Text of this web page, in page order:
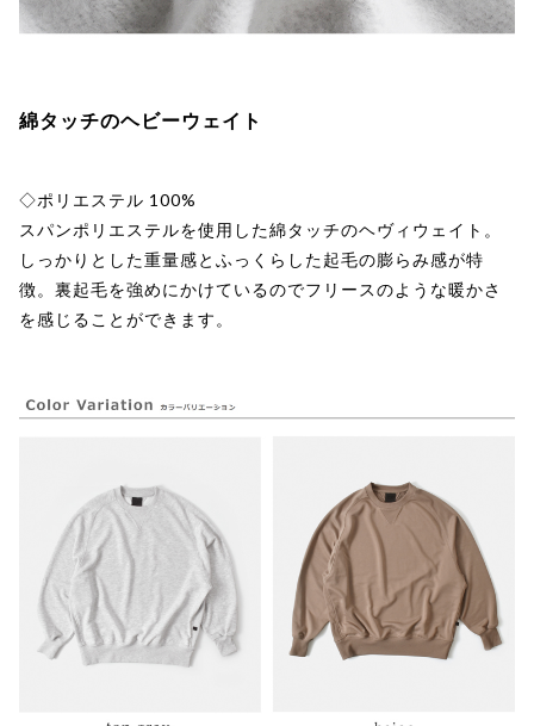
綿タッチのヘビーウェイト
◇ポリエステル 100%
スパンポリエステルを使用した綿タッチのヘヴィウェイト。
しっかりとした重量感とふっくらした起毛の膨らみ感が特
徴。裏起毛を強めにかけているのでフリースのような暖かさ
を感じることができます。